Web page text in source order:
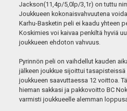
Jackson(11,4p/5,0lp/3,1r) on tuttu
Joukkueen kokonaisvahvuutena
Karhu-Basketin peli ei kaadu yhteen
Koskimies voi kaivaa penkiltä hyviä
joukkueen ehdoton vahvuus.
Pyrinnön peli on vaihdellut kauden
jälkeen joukkue sijoittui
joukkueen saavuttaessa 12 voittoa.
hieman sakkasi ja pakkovoitto BC
varmisti joukkueelle alemman